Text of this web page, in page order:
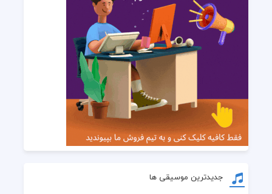
جدیدترین موسیقی ها